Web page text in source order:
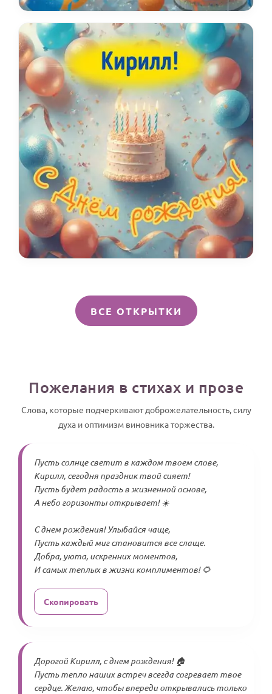
ВСЕ ОТКРЫТКИ
Пожелания в стихах и прозе
Слова, которые подчеркивают доброжелательность, силу
духа и оптимизм виновника торжества.
Пусть солнце светит в каждом твоем слове,
Кирилл, сегодня праздник твой сияет!
Пусть будет радость в жизненной основе,
А небо горизонты открывает! ☀️
С днем рождения! Улыбайся чаще,
Пусть каждый миг становится все слаще.
Добра, уюта, искренних моментов,
И самых теплых в жизни комплиментов! 🌻
Скопировать
Дорогой Кирилл, с днем рождения! 🏠
Пусть тепло наших встреч всегда согревает твое
сердце. Желаю, чтобы впереди открывались только